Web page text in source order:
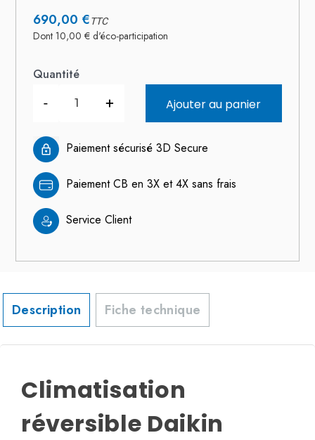
690,00 €TTC
Dont 10,00 € d'éco-participation
Quantité
- + Ajouter au panier
Paiement sécurisé 3D Secure
Paiement CB en 3X et 4X sans frais
Service Client
Description Fiche technique
Climatisation
réversible Daikin